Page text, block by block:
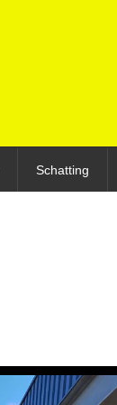
Schatting